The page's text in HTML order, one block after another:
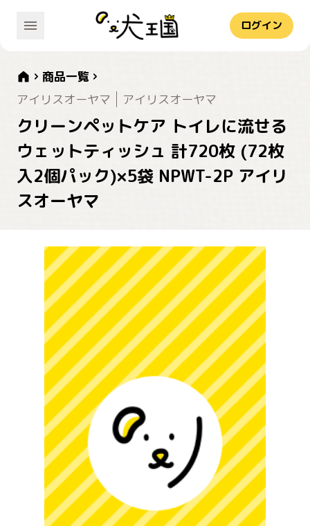
ログイン
商品一覧
アイリスオーヤマ
アイリスオーヤマ
クリーンペットケア トイレに流せる
ウェットティッシュ 計720枚 (72枚
入2個パック)×5袋 NPWT-2P アイリ
スオーヤマ